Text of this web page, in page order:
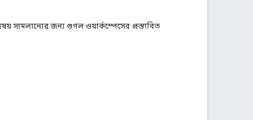
সামলানোর জন্য গুগল ওয়ার্কস্পেসের প্রস্তাবিত